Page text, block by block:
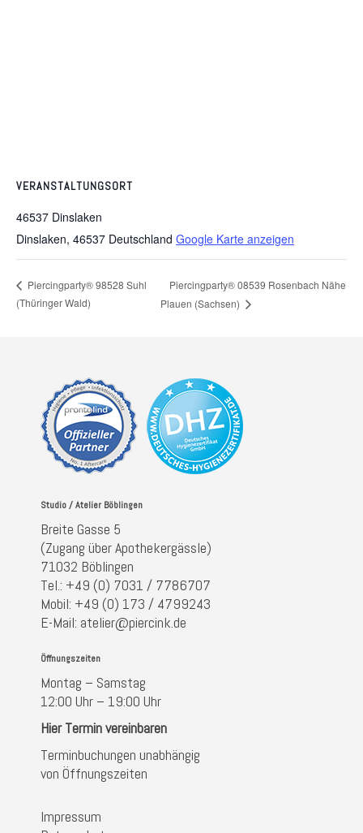
VERANSTALTUNGSORT
46537 Dinslaken
Dinslaken, 46537 Deutschland Google Karte anzeigen
Piercingparty® 98528 Suhl
(Thüringer Wald)
Piercingparty® 08539 Rosenbach Nähe
Plauen (Sachsen)
Studio / Atelier Böblingen
Breite Gasse 5
(Zugang über Apothekergässle)
71032 Böblingen
Tel.: +49 (0) 7031 / 7786707
Mobil: +49 (0) 173 / 4799243
E-Mail: atelier@piercink.de
Öffnungszeiten
Montag – Samstag
12:00 Uhr – 19:00 Uhr
Hier Termin vereinbaren
Terminbuchungen unabhängig
von Öffnungszeiten
Impressum